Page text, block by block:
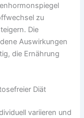
zu
Die
Auswirkungen
die Ernährung
Diät
variieren und